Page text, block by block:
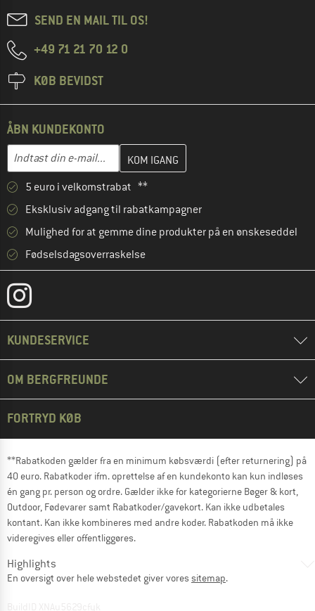
SEND EN MAIL TIL OS!
+49 71 21 70 12 0
KØB BEVIDST
ÅBN KUNDEKONTO
E-mail-adresse
Indtast din e-mailadresse her, og opret i næste trin din
5 euro i velkomstrabat **
Eksklusiv adgang til rabatkampagner
Mulighed for at gemme dine produkter på en ønskeseddel
Fødselsdagsoverraskelse
KUNDESERVICE
OM BERGFREUNDE
FORTRYD KØB
**Rabatkoden gælder fra en minimum købsværdi (efter returnering) på
40 euro. Rabatkoder ifm. oprettelse af en kundekonto kan kun indløses
én gang pr. person og ordre. Gælder ikke for kategorierne Bøger & kort,
Outdoor, Fødevarer samt Rabatkoder/gavekort. Kan ikke udbetales
kontant. Kan ikke kombineres med andre koder. Rabatkoden må ikke
videregives eller offentliggøres.
Highlights
En oversigt over hele webstedet giver voressitemap.